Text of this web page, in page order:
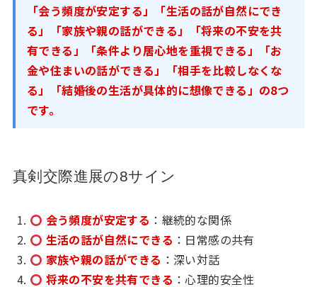
「会う頻度が安定する」「生活の話が自然にでき
る」「家族や親の話ができる」「将来の不安を共
有できる」「条件より居心地を重視できる」「お
金や住まいの話ができる」「相手を比較しなくな
る」「結婚後の生活が具体的に想像できる」の8つ
です。
真剣交際進展の8サイン
会う頻度が安定する ：継続的な関係
生活の話が自然にできる ：日常感の共有
家族や親の話ができる ：深い対話
将来の不安を共有できる ：心理的安全性